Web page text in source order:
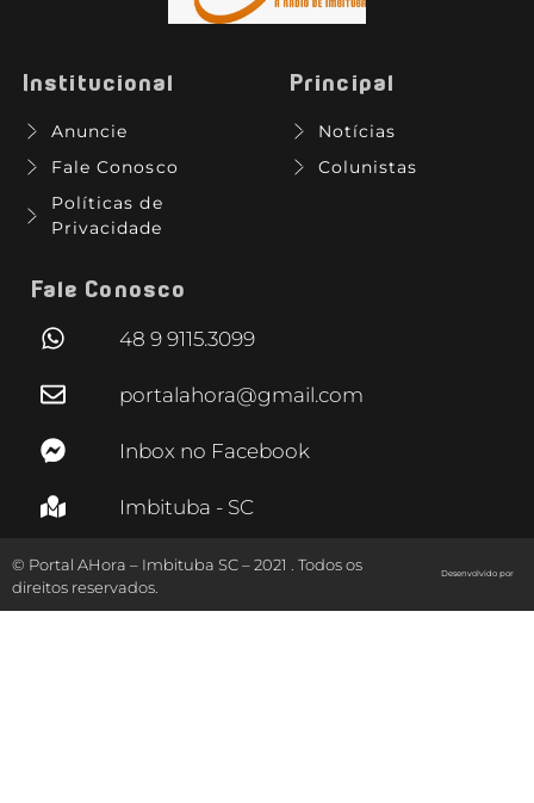
Institucional
Anuncie
Fale Conosco
Políticas de
Privacidade
Principal
Notícias
Colunistas
Fale Conosco
48 9 9115.3099
portalahora@gmail.com
Inbox no Facebook
Imbituba - SC
© Portal AHora – Imbituba SC – 2021 . Todos os
direitos reservados.
Desenvolvido por